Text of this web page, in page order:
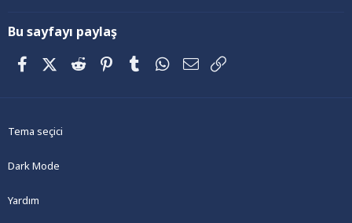
Bu sayfayı paylaş
FacebookX (Twitter)
Reddit PinterestTumblrWhatsApp
E-posta
Tema seçici
Dark Mode
Yardım